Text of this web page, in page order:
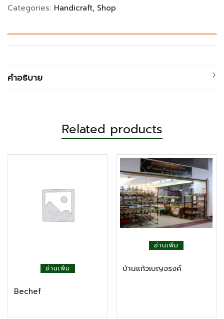
Categories: Handicraft Shop
คำอธิบาย
Related products
อ่านเพิ่ม
Bechef
อ่านเพิ่ม
บ้านแก้วเบญจรงค์